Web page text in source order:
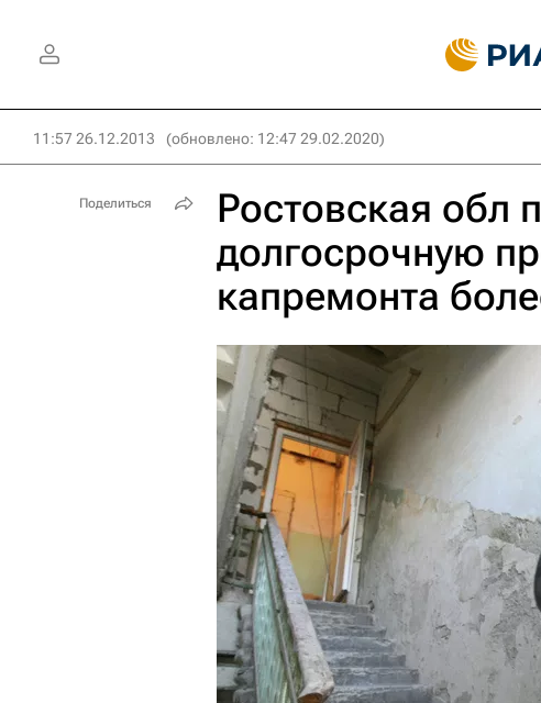
11:57 26.12.2013 (обновлено: 12:47 29.02.2020)
Ростовская обл
долгосрочную
капремонта
Поделиться